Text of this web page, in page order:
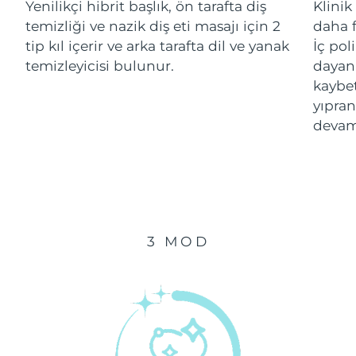
Yenilikçi hibrit başlık, ön tarafta diş
temizliği ve nazik diş eti masajı için 2
tip kıl içerir ve arka tarafta dil ve yanak
temizleyicisi bulunur.
Klinik
daha
İç
3 MOD
Çin Makao ÖİB Tahmini teslim tarihi 8/10/26
Malezya 8/11/26
8/8/26
Tahmini teslim tarihi
Tahmini teslim tarihi